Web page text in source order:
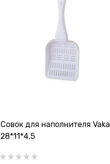
Совок для наполнителя Vaka
28*11*4,5